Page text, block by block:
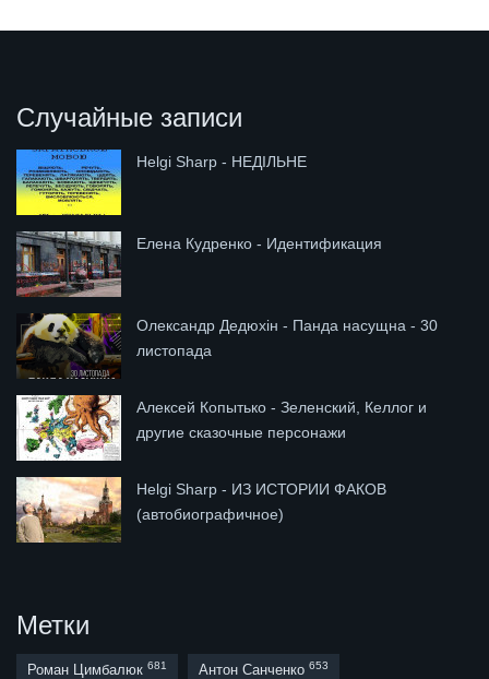
Случайные записи
Helgi Sharp - НЕДІЛЬНЕ
Елена Кудренко - Идентификация
Олександр Дедюхін - Панда насущна - 30
листопада
Алексей Копытько - Зеленский, Келлог и
другие сказочные персонажи
Helgi Sharp - ИЗ ИСТОРИИ ФАКОВ
(автобиографичное)
Метки
Роман Цимбалюк 681 Антон Санченко 653